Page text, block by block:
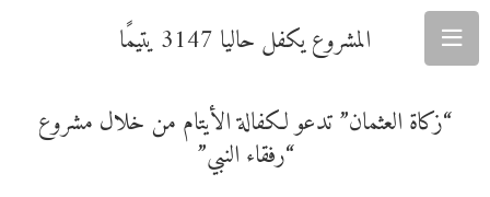
المشروع يكفل حاليا 3147 يتيمًا
“زكاة العثمان” تدعو لكفالة الأيتام من خلال مشروع
“رفقاء النبي”